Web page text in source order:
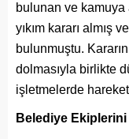
bulunan ve kamuya
yıkım kararı almış
bulunmuştu.
dolmasıyla birlikte
işletmelerde
Belediye